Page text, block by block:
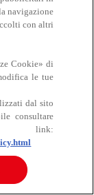
Carne
navigazione
con altri
Cookie» di
le tue
dal sito
consultare
link: